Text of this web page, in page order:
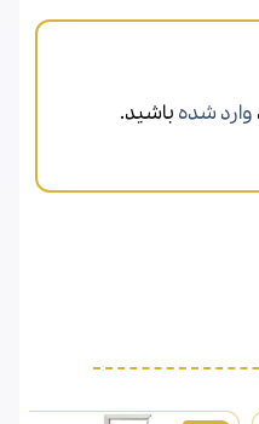
وارد شده باشید.